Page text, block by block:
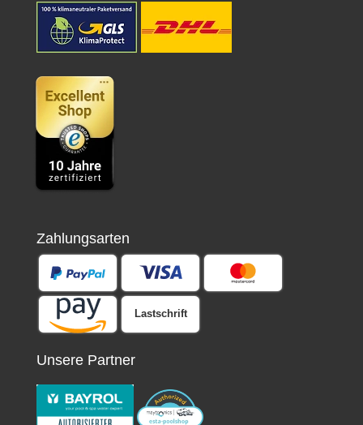
Zahlungsarten
Lastschrift
Unsere Partner